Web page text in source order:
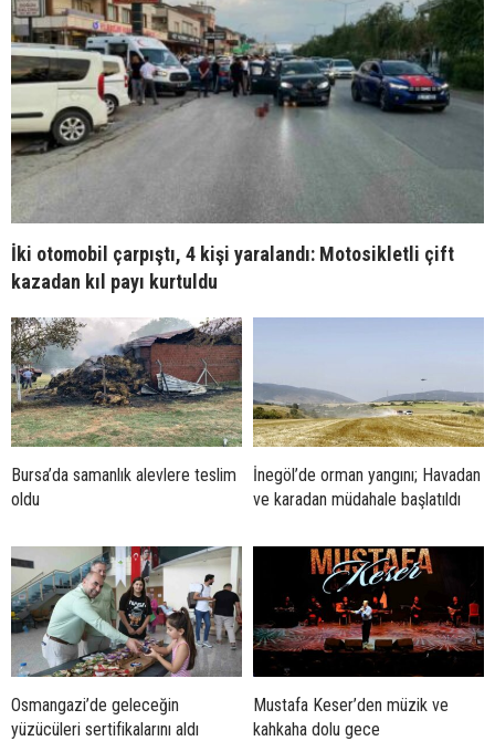
İki otomobil çarpıştı, 4 kişi yaralandı: Motosikletli çift
kazadan kıl payı kurtuldu
Bursa’da samanlık alevlere teslim
oldu
İnegöl’de orman yangını; Havadan
ve karadan müdahale başlatıldı
Osmangazi’de geleceğin
yüzücüleri sertifikalarını aldı
Mustafa Keser’den müzik ve
kahkaha dolu gece